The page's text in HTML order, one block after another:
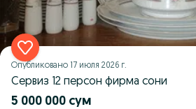
Опубликовано 17 июля 2026 г.
Сервиз 12 персон фирма сони
5 000 000 сум